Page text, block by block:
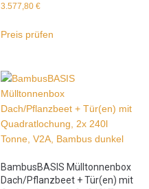
3.577,80€
Preis prüfen
BambusBASIS Mülltonnenbox
Dach/Pflanzbeet + Tür(en) mit